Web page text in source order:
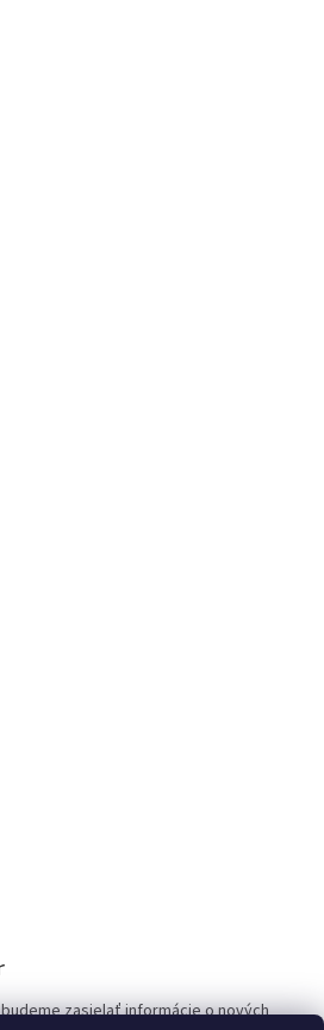
zasielať informácie o nových